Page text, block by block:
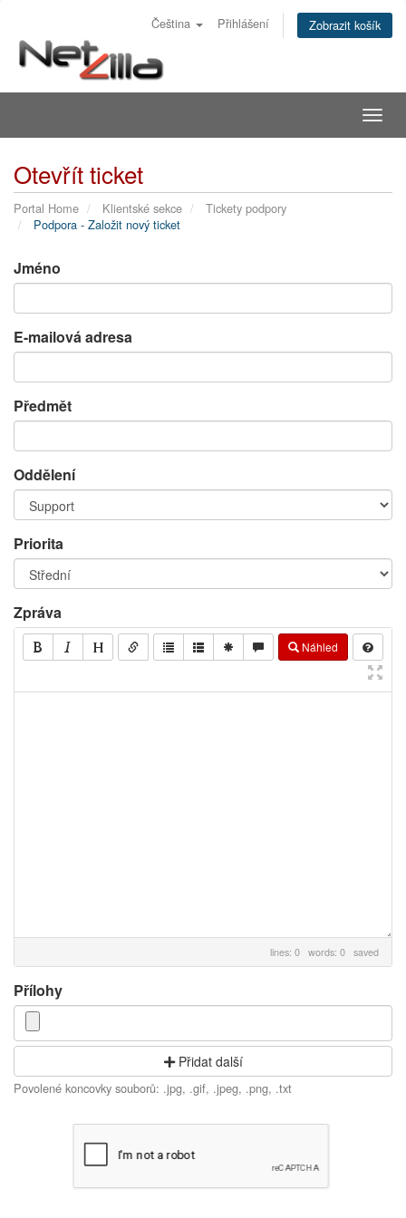
Čeština Přihlášení Zobrazit košík
Otevřít ticket
Portal Home Klientské sekce
Tickety podpory
Podpora - Založit nový ticket
Jméno
E-mailová adresa
Předmět
Oddělení
Priorita
Zpráva
Náhled
lines: 0 words: 0 saved
Přílohy
Přidat další
Povolené koncovky souborů: .jpg, .gif, .jpeg, .png, .txt